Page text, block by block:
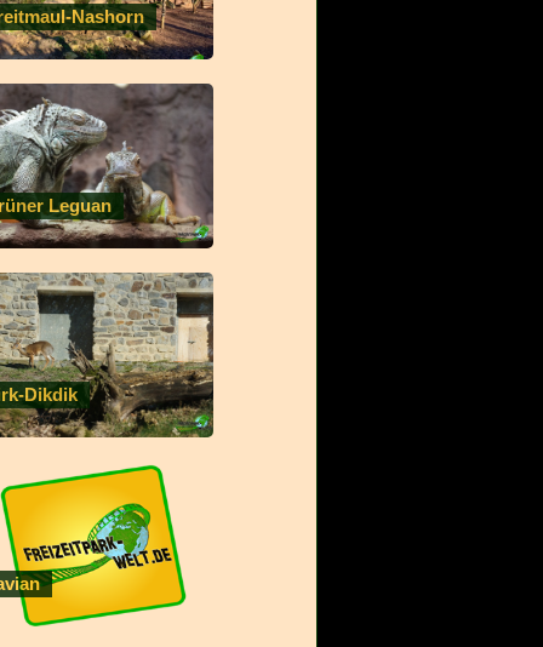
Nashorn
Leguan
Dikdik